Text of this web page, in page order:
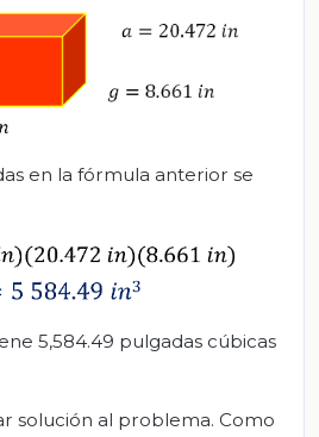
en la fórmula anterior se
5,584.49 pulgadas cúbicas
solución al problema. Como